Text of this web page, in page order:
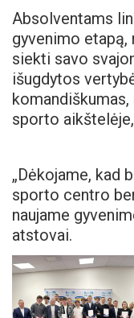
Absolventams
gyvenimo
siekti savo
išugdytos
sporto
„Dėkojame, kad
sporto centro
naujame
atstovai.